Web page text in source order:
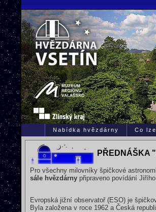
Nabídka hvězdárny Co
PŘEDNÁŠKA
Pro všechny milovníky špičkové
sále hvězdárny připraveno povídání
Evropská jižní observatoř (ESO) je
Byla založena v roce 1962 a Česká